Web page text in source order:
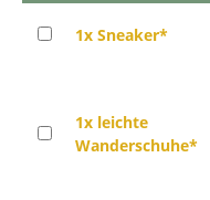
1x Sneaker*
1x leichte
Wanderschuhe*